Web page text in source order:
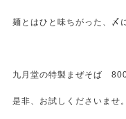
麺とはひと味ちがった、〆
九月堂の特製まぜそば 800
是非、お試しくださいませ。